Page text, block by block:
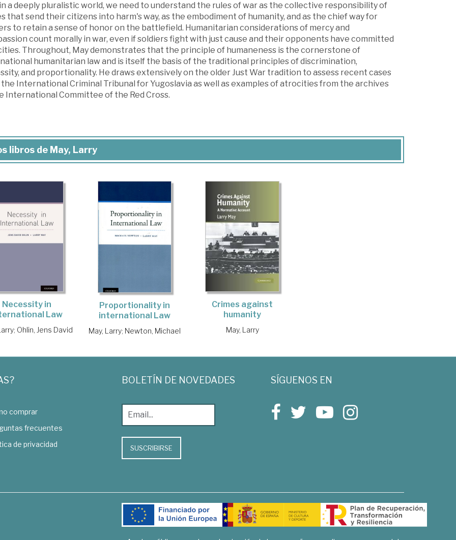
a deeply pluralistic world, we need to understand the rules of war as the collective responsibility of
that send their citizens into harm's way, as the embodiment of humanity, and as the chief way for
to retain a sense of honor on the battlefield. Humanitarian considerations of mercy and
count morally in war, even if soldiers fight with just cause and their opponents have committed
Throughout, May demonstrates that the principle of humaneness is the cornerstone of
humanitarian law and is itself the basis of the traditional principles of discrimination,
and proportionality. He draws extensively on the older Just War tradition to assess recent cases
International Criminal Tribunal for Yugoslavia as well as examples of atrocities from the archives
International Committee of the Red Cross.
libros de May, Larry
Necessity in
Law
; Ohlin, Jens David
Proportionality in
international Law
May, Larry; Newton, Michael
Crimes against
humanity
May, Larry
comprar
frecuentes
de privacidad
BOLETÍN DE NOVEDADES
SUSCRIBIRSE
SÍGUENOS EN